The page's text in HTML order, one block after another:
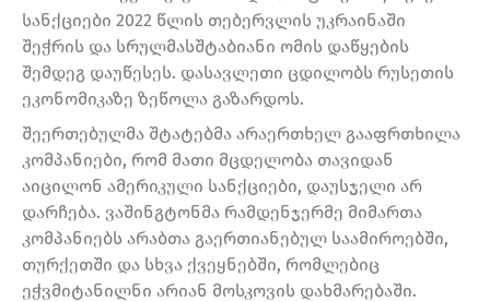
სანქციები 2022 წლის თებერვლის უკრაინაში
შეჭრის და სრულმასშტაბიანი ომის დაწყების
შემდეგ დაუწესეს. დასავლეთი ცდილობს რუსეთის
ეკონომიკაზე ზეწოლა გაზარდოს.
შეერთებულმა შტატებმა არაერთხელ გააფრთხილა
კომპანიები, რომ მათი მცდელობა თავიდან
აიცილონ ამერიკული სანქციები, დაუსჯელი არ
დარჩება. ვაშინგტონმა რამდენჯერმე მიმართა
კომპანიებს არაბთა გაერთიანებულ საამიროებში,
თურქეთში და სხვა ქვეყნებში, რომლებიც
ეჭვმიტანილნი არიან მოსკოვის დახმარებაში.